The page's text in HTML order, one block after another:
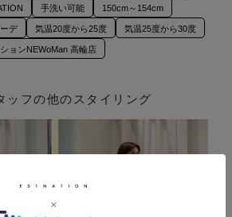
手洗い可能 150cm～154cm
デ 気温20度から25度 気温25度から30度
ョンNEWoMan 高輪店
ッフの他のスタイリング